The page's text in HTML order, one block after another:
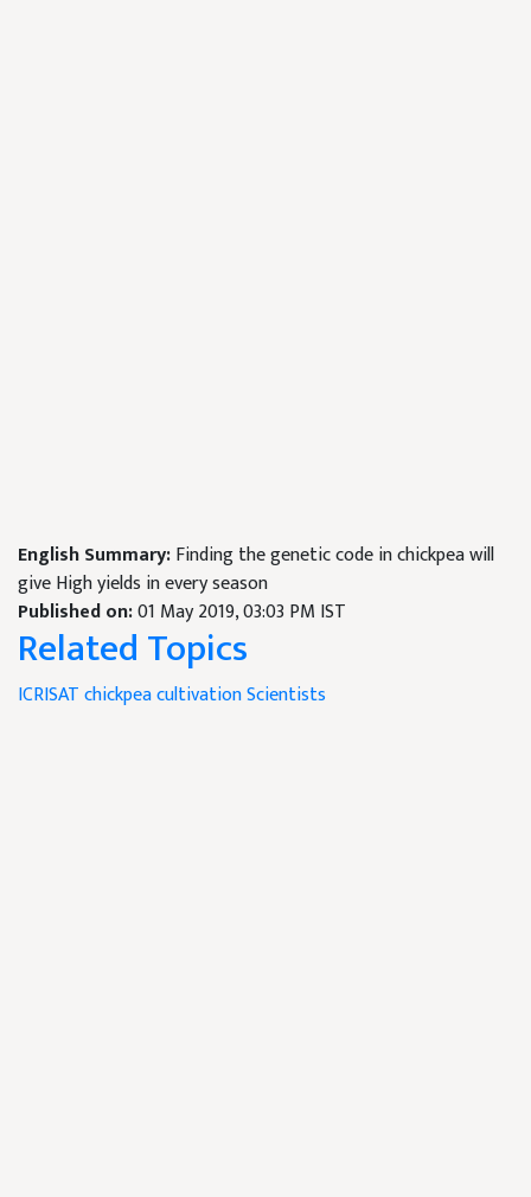
English Summary:Finding the genetic code in chickpea will
give High yields in every season
Published on:01 May 2019, 03:03 PM IST
Related Topics
ICRISATchickpeacultivationScientists